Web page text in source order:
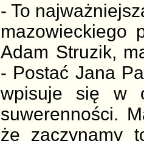
- To
mazowieckiego
Adam Struzik,
- Postać Jana
wpisuje się w
suwerenności.
że zaczynamy